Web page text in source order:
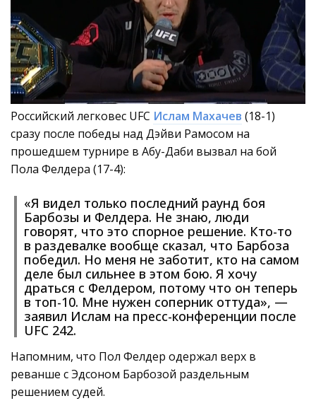
Российский легковес UFC Ислам Махачев (18-1)
сразу после победы над Дэйви Рамосом на
прошедшем турнире в Абу-Даби вызвал на бой
Пола Фелдера (17-4):
«Я видел только последний раунд боя
Барбозы и Фелдера. Не знаю, люди
говорят, что это спорное решение. Кто-то
в раздевалке вообще сказал, что Барбоза
победил. Но меня не заботит, кто на самом
деле был сильнее в этом бою. Я хочу
драться с Фелдером, потому что он теперь
в топ-10. Мне нужен соперник оттуда», —
заявил Ислам на пресс-конференции после
UFC 242.
Напомним, что Пол Фелдер одержал верх в
реванше с Эдсоном Барбозой раздельным
решением судей.